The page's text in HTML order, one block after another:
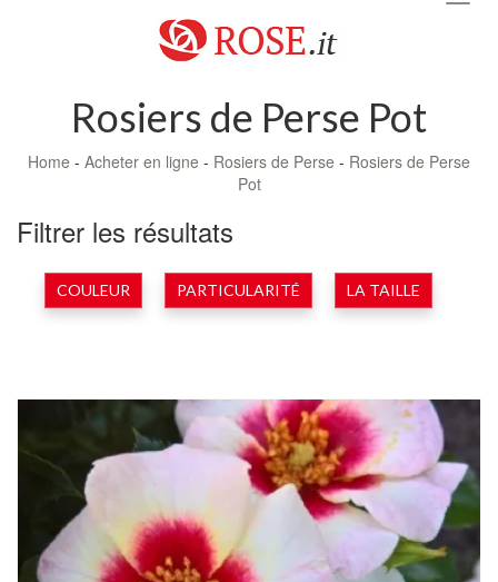
Rosiers de Perse Pot
Home - Acheter en ligne - Rosiers de Perse - Rosiers de Perse
Pot
Filtrer les résultats
COULEUR PARTICULARITÉ LA TAILLE